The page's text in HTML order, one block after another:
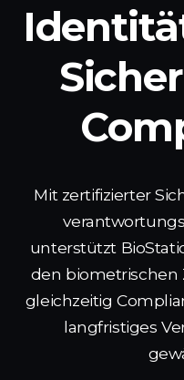
Mit zertifizierter
unterstützt
den biometrischen
gleichzeitig
langfristiges